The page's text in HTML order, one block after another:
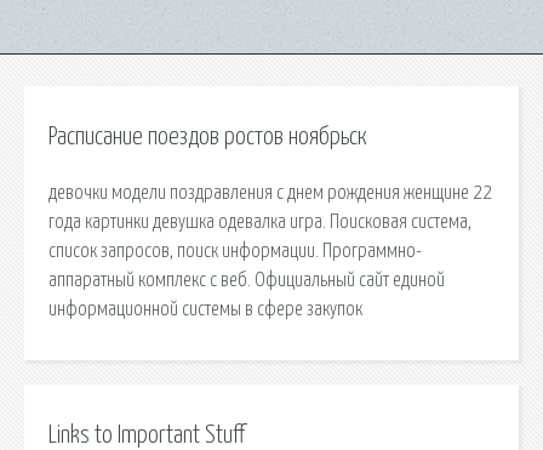
Расписание поездов ростов ноябрьск
девочки модели поздравления с днем рождения женщине 22
года картинки девушка одевалка игра. Поисковая сиcтема,
список запросов, поиск информации. Программно-
аппаратный комплекс с веб. Официальный сайт единой
информационной системы в сфере закупок
Links to Important Stuff